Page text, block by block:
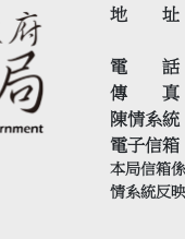
地 址
電 話
傳 真
陳情系統
電子信箱
本局信箱
情系統反映